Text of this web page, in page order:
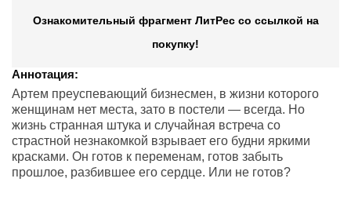
Ознакомительный фрагмент ЛитРес со ссылкой на
покупку!
Аннотация:
Артем преуспевающий бизнесмен, в жизни которого
женщинам нет места, зато в постели — всегда. Но
жизнь странная штука и случайная встреча со
страстной незнакомкой взрывает его будни яркими
красками. Он готов к переменам, готов забыть
прошлое, разбившее его сердце. Или не готов?